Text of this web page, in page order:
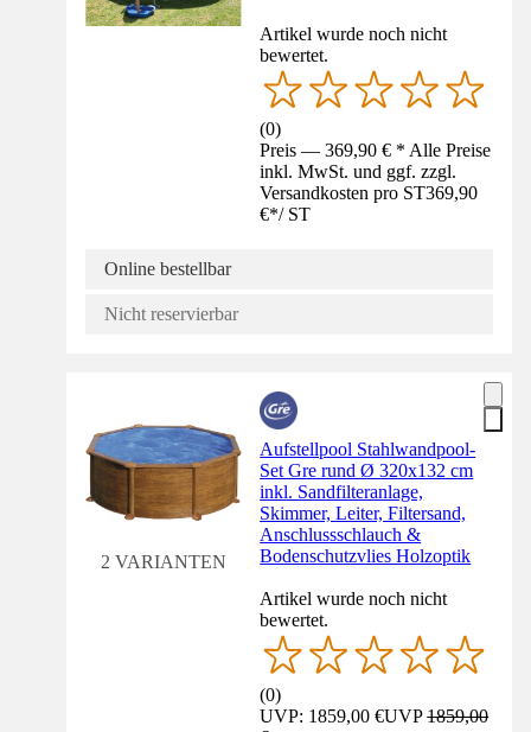
Artikel wurde noch nicht
bewertet.
(0)
Preis — 369,90 € * Alle Preise
inkl. MwSt. und ggf. zzgl.
Versandkosten pro ST369,90
€*/ ST
Online bestellbar
Nicht reservierbar
2 VARIANTEN
Aufstellpool Stahlwandpool-
Set Gre rund Ø 320x132 cm
inkl. Sandfilteranlage,
Skimmer, Leiter, Filtersand,
Anschlussschlauch &
Bodenschutzvlies Holzoptik
Artikel wurde noch nicht
bewertet.
(0)
UVP: 1859,00 €UVP1859,00